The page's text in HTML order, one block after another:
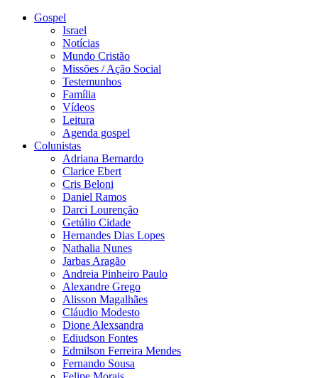
Gospel
Israel
Notícias
Mundo Cristão
Missões / Ação Social
Testemunhos
Família
Vídeos
Leitura
Agenda gospel
Colunistas
Adriana Bernardo
Clarice Ebert
Cris Beloni
Daniel Ramos
Darci Lourenção
Getúlio Cidade
Hernandes Dias Lopes
Nathalia Nunes
Jarbas Aragão
Andreia Pinheiro Paulo
Alexandre Grego
Alisson Magalhães
Cláudio Modesto
Dione Alexsandra
Ediudson Fontes
Edmilson Ferreira Mendes
Fernando Sousa